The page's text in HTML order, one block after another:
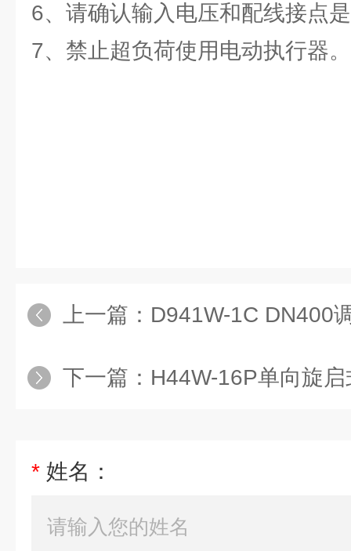
6、请确认输入电压和配线接点
7、禁止超负荷使用电动执行器。
上一篇： D941W-1C DN400
下一篇： H44W-16P单向旋
* 姓名：